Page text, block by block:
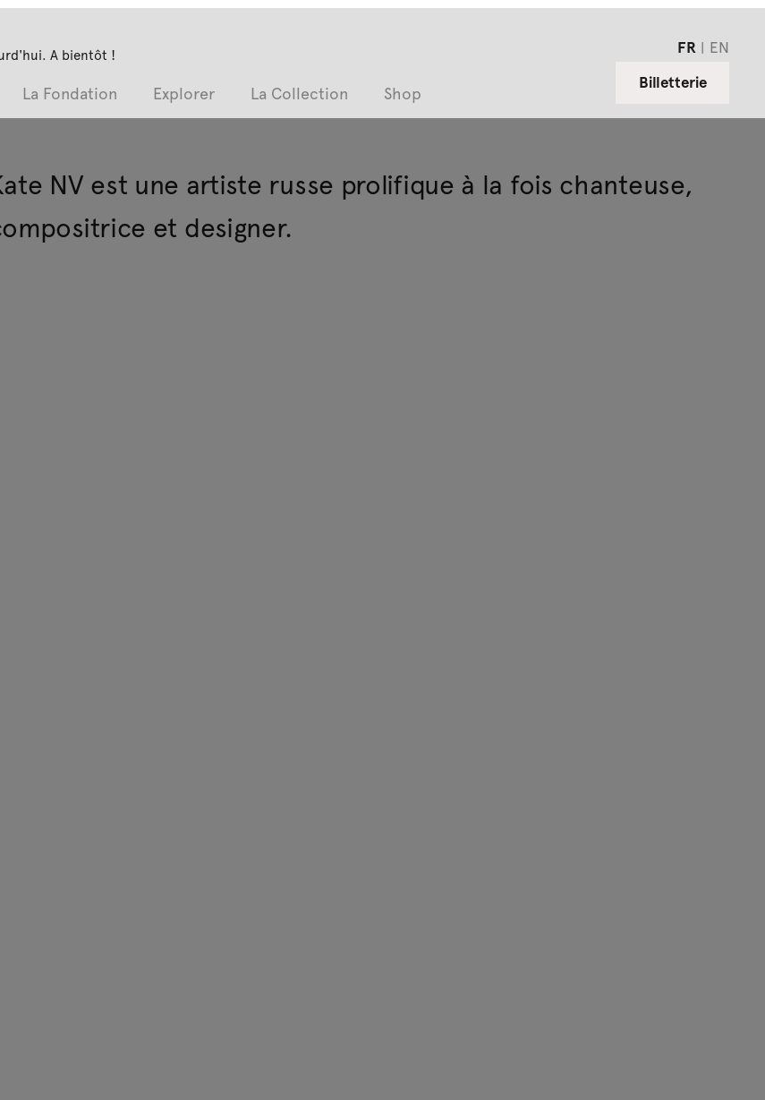
A bientôt !
La Fondation Explorer La Collection Shop
FR
EN
Billetterie
NV est une artiste russe prolifique à la fois chanteuse,
et designer.